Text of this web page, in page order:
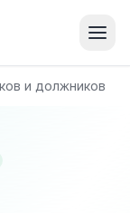
и должников